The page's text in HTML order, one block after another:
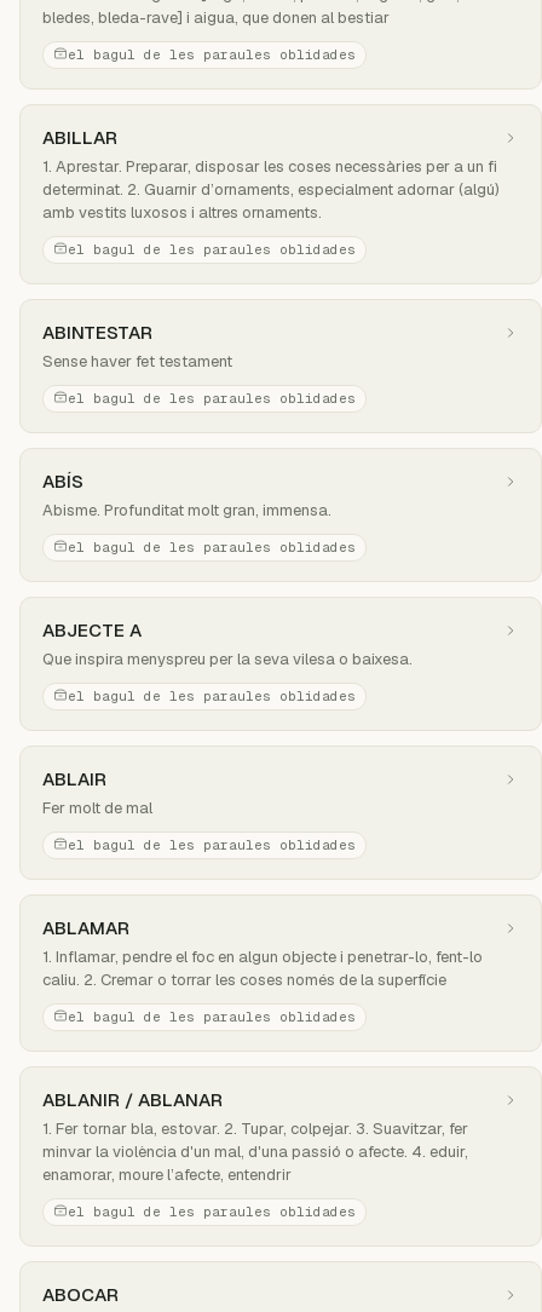
bledes, bleda-rave] i aigua, que donen al bestiar
el bagul de les paraules oblidades
ABILLAR
1. Aprestar. Preparar, disposar les coses necessàries per a un fi
determinat. 2. Guarnir d’ornaments, especialment adornar (algú)
amb vestits luxosos i altres ornaments.
el bagul de les paraules oblidades
ABINTESTAR
Sense haver fet testament
el bagul de les paraules oblidades
ABÍS
Abisme. Profunditat molt gran, immensa.
el bagul de les paraules oblidades
ABJECTE A
Que inspira menyspreu per la seva vilesa o baixesa.
el bagul de les paraules oblidades
ABLAIR
Fer molt de mal
el bagul de les paraules oblidades
ABLAMAR
1. Inflamar, pendre el foc en algun objecte i penetrar-lo, fent-lo
caliu. 2. Cremar o torrar les coses només de la superfície
el bagul de les paraules oblidades
ABLANIR / ABLANAR
1. Fer tornar bla, estovar. 2. Tupar, colpejar. 3. Suavitzar, fer
minvar la violència d'un mal, d'una passió o afecte. 4. eduir,
enamorar, moure l’afecte, entendrir
el bagul de les paraules oblidades
ABOCAR